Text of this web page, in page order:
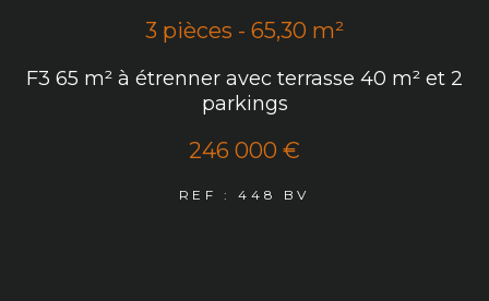
3 pièces - 65,30 m²
F3 65 m² à étrenner avec terrasse 40 m² et 2
parkings
246 000 €
REF : 448 BV